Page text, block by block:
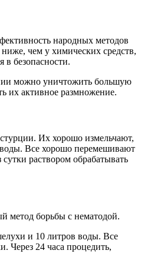
народных методов
чем у химических средств,
в безопасности.
можно уничтожить большую
их активное размножение.
Их хорошо измельчают,
Все хорошо перемешивают
раствором обрабатывать
метод борьбы с нематодой.
и 10 литров воды. Все
Через 24 часа процедить,